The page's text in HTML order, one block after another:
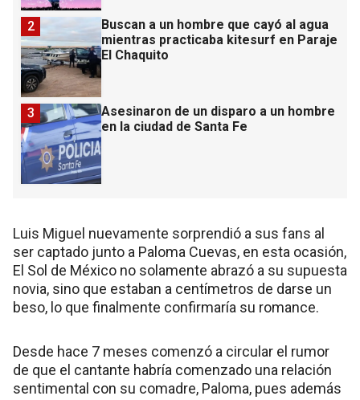
Buscan a un hombre que cayó al agua
mientras practicaba kitesurf en Paraje
El Chaquito
2
Asesinaron de un disparo a un hombre
en la ciudad de Santa Fe
3
Luis Miguel nuevamente sorprendió a sus fans al
ser captado junto a Paloma Cuevas, en esta ocasión,
El Sol de México no solamente abrazó a su supuesta
novia, sino que estaban a centímetros de darse un
beso, lo que finalmente confirmaría su romance.
Desde hace 7 meses comenzó a circular el rumor
de que el cantante habría comenzado una relación
sentimental con su comadre, Paloma, pues además